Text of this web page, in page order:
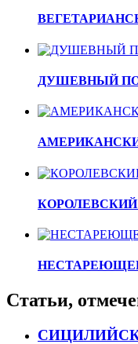
ДУШЕВНЫЙ
Статьи,